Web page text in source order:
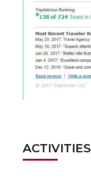
ACTIVITIES